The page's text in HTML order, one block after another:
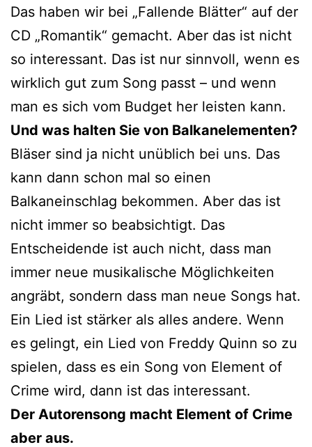
Das haben wir bei „Fallende Blätter“ auf der
CD „Romantik“ gemacht. Aber das ist nicht
so interessant. Das ist nur sinnvoll, wenn es
wirklich gut zum Song passt – und wenn
man es sich vom Budget her leisten kann.
Und was halten Sie von Balkanelementen?
Bläser sind ja nicht unüblich bei uns. Das
kann dann schon mal so einen
Balkaneinschlag bekommen. Aber das ist
nicht immer so beabsichtigt. Das
Entscheidende ist auch nicht, dass man
immer neue musikalische Möglichkeiten
angräbt, sondern dass man neue Songs hat.
Ein Lied ist stärker als alles andere. Wenn
es gelingt, ein Lied von Freddy Quinn so zu
spielen, dass es ein Song von Element of
Crime wird, dann ist das interessant.
Der Autorensong macht Element of Crime
aber aus.